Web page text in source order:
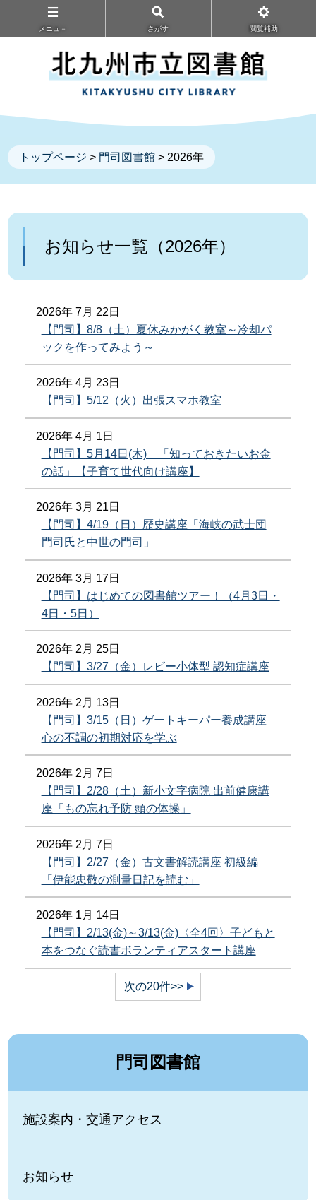
メニュ－ さがす 閲覧補助
トップページ > 門司図書館 > 2026年
お知らせ一覧（2026年）
2026年 7月 22日
【門司】8/8（土）夏休みかがく教室～冷却パ
ックを作ってみよう～
2026年 4月 23日
【門司】5/12（火）出張スマホ教室
2026年 4月 1日
【門司】5月14日(木) 「知っておきたいお金
の話」【子育て世代向け講座】
2026年 3月 21日
【門司】4/19（日）歴史講座「海峡の武士団
門司氏と中世の門司」
2026年 3月 17日
【門司】はじめての図書館ツアー！（4月3日・
4日・5日）
2026年 2月 25日
【門司】3/27（金）レビー小体型 認知症講座
2026年 2月 13日
【門司】3/15（日）ゲートキーパー養成講座
心の不調の初期対応を学ぶ
2026年 2月 7日
【門司】2/28（土）新小文字病院 出前健康講
座「もの忘れ予防 頭の体操」
2026年 2月 7日
【門司】2/27（金）古文書解読講座 初級編
「伊能忠敬の測量日記を読む」
2026年 1月 14日
【門司】2/13(金)～3/13(金)〈全4回〉子どもと
本をつなぐ読書ボランティアスタート講座
次の20件>>
門司図書館
施設案内・交通アクセス
お知らせ